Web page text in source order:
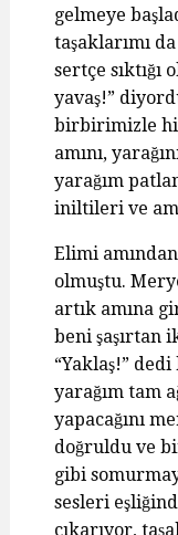
gelmeye
taşaklarımı
sertçe sıktığı
yavaş!”
birbirimizle
amını,
yarağım
iniltileri ve
Elimi
olmuştu.
artık amına
beni şaşırtan
“Yaklaş!” dedi
yarağım tam
yapacağını
doğruldu ve
gibi
sesleri
çıkarıyor,